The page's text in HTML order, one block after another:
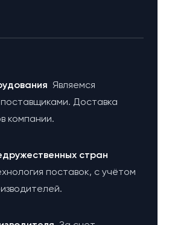
Являемся
Доставка
компании.
стран
поставок, с учётом